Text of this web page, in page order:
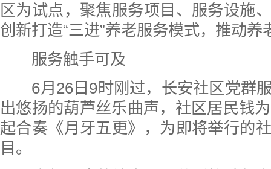
区为试点，聚焦服务项目、服务设施
创新打造“三进”养老服务模式，推动养
服务触手可及
6月26日9时刚过，长安社区党群
出悠扬的葫芦丝乐曲声，社区居民钱
起合奏《月牙五更》，为即将举行的
目。